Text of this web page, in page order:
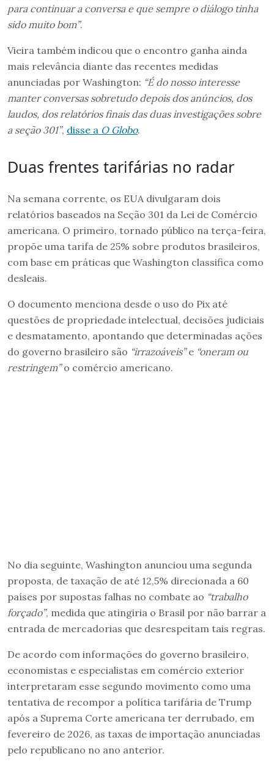
para continuar a conversa e que sempre o diálogo tinha
sido muito bom”.
Vieira também indicou que o encontro ganha ainda
mais relevância diante das recentes medidas
anunciadas por Washington: “É do nosso interesse
manter conversas sobretudo depois dos anúncios, dos
laudos, dos relatórios finais das duas investigações sobre
a seção 301”, disse a O Globo.
Duas frentes tarifárias no radar
Na semana corrente, os EUA divulgaram dois
relatórios baseados na Seção 301 da Lei de Comércio
americana. O primeiro, tornado público na terça-feira,
propõe uma tarifa de 25% sobre produtos brasileiros,
com base em práticas que Washington classifica como
desleais.
O documento menciona desde o uso do Pix até
questões de propriedade intelectual, decisões judiciais
e desmatamento, apontando que determinadas ações
do governo brasileiro são “irrazoáveis”e “oneram ou
restringem”o comércio americano.
No dia seguinte, Washington anunciou uma segunda
proposta, de taxação de até 12,5% direcionada a 60
países por supostas falhas no combate ao “trabalho
forçado”, medida que atingiria o Brasil por não barrar a
entrada de mercadorias que desrespeitam tais regras.
De acordo com informações do governo brasileiro,
economistas e especialistas em comércio exterior
interpretaram esse segundo movimento como uma
tentativa de recompor a política tarifária de Trump
após a Suprema Corte americana ter derrubado, em
fevereiro de 2026, as taxas de importação anunciadas
pelo republicano no ano anterior.